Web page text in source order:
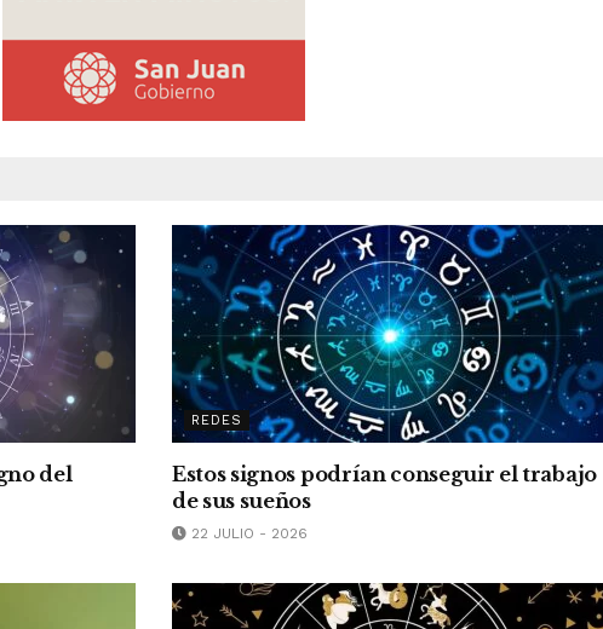
del
REDES
Estos signos podrían conseguir el trabajo
de sus sueños
22 JULIO - 2026